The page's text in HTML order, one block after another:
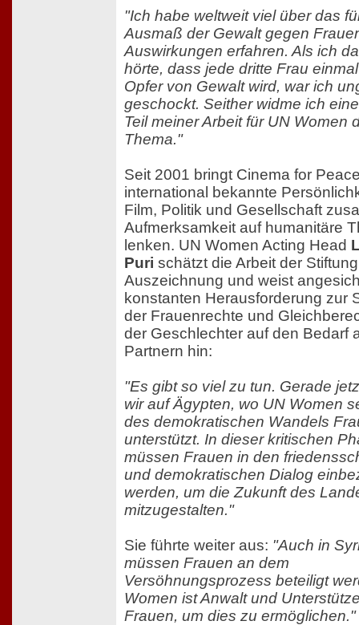
"Ich habe weltweit viel über das
Ausmaß der Gewalt gegen
Auswirkungen erfahren. Als ich
hörte, dass jede dritte Frau
Opfer von Gewalt wird, war ich
geschockt. Seither widme ich
Teil meiner Arbeit für UN Women
Thema."
Seit 2001 bringt Cinema for
international bekannte
Film, Politik und Gesellschaft
Aufmerksamkeit auf humanitäre
lenken. UN Women Acting Head
Puri schätzt die Arbeit der
Auszeichnung und weist
konstanten Herausforderung zur
der Frauenrechte und
der Geschlechter auf den Bedarf
Partnern hin:
"Es gibt so viel zu tun. Gerade
wir auf Ägypten, wo UN Women
des demokratischen Wandels
unterstützt. In dieser kritischen
müssen Frauen in den
und demokratischen Dialog
werden, um die Zukunft des
mitzugestalten."
Sie führte weiter aus: "Auch in
müssen Frauen an dem
Versöhnungsprozess beteiligt
Women ist Anwalt und
Frauen, um dies zu ermöglichen."